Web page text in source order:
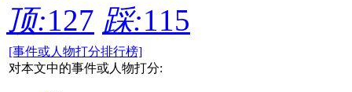
顶:127 踩:115
[事件或人物打分排行榜]
对本文中的事件或人物打分: